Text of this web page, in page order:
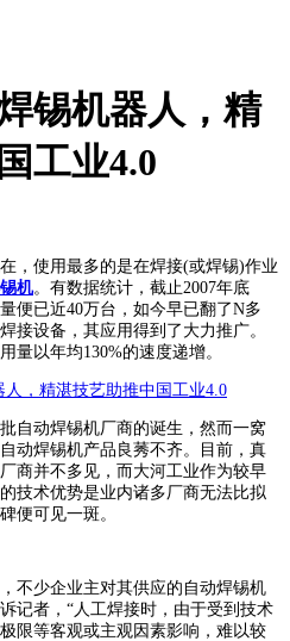
锡机器人，精
工业4.0
使用最多的是在焊接(或焊锡)作业
机。有数据统计，截止2007年底
便已近40万台，如今早已翻了N多
接设备，其应用得到了大力推广。
量以年均130%的速度递增。
动焊锡机厂商的诞生，然而一窝
动焊锡机产品良莠不齐。目前，真
商并不多见，而大河工业作为较早
技术优势是业内诸多厂商无法比拟
便可见一斑。
少企业主对其供应的自动焊锡机
记者，“人工焊接时，由于受到技术
限等客观或主观因素影响，难以较